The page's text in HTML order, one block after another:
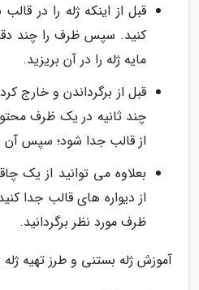
قبل از اینکه ژله را در
کنید. سپس ظرف را چند
مایه ژله را در آن بریزید.
قبل از برگرداندن و خارج
چند ثانیه در یک ظرف
از قالب جدا شود؛ سپس آن
بعلاوه می توانید از یک
از دیواره های قالب جدا
ظرف مورد نظر برگردانید.
آموزش ژله بستنی و طرز تهیه